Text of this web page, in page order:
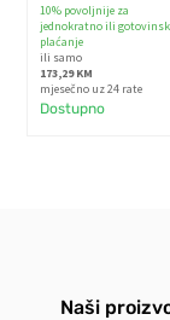
10% povoljnije za
jednokratno ili
plaćanje
ili samo
173,29 KM
mjesečno uz 24 rate
Dostupno
Naši